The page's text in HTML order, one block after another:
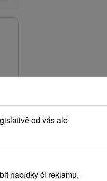
od vás ale
nabídky či reklamu,